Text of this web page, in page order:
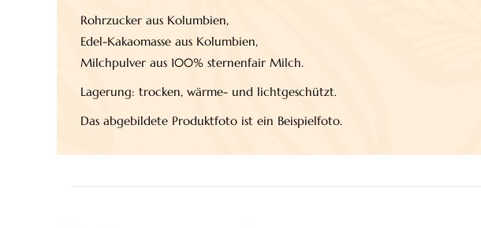
Rohrzucker aus Kolumbien,
Edel-Kakaomasse aus Kolumbien,
Milchpulver aus 100% sternenfair Milch.
Lagerung: trocken, wärme- und lichtgeschützt.
Das abgebildete Produktfoto ist ein Beispielfoto.